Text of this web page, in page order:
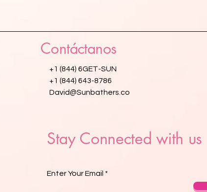
Contáctanos
+1 (844) 6GET-SUN
+1 (844) 643-8786
David@Sunbathers.co
Stay Connected with us
Enter Your Email